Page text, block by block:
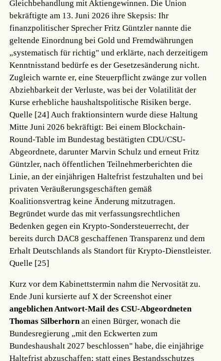
Gleichbehandlung mit Aktiengewinnen. Die Union
bekräftigte am 13. Juni 2026 ihre Skepsis: Ihr
finanzpolitischer Sprecher Fritz Güntzler nannte die
geltende Einordnung bei Gold und Fremdwährungen
„systematisch für richtig" und erklärte, nach derzeitigem
Kenntnisstand bedürfe es der Gesetzesänderung nicht.
Zugleich warnte er, eine Steuerpflicht zwänge zur vollen
Abziehbarkeit der Verluste, was bei der Volatilität der
Kurse erhebliche haushaltspolitische Risiken berge.
Quelle [24] Auch fraktionsintern wurde diese Haltung
Mitte Juni 2026 bekräftigt: Bei einem Blockchain-
Round-Table im Bundestag bestätigten CDU/CSU-
Abgeordnete, darunter Marvin Schulz und erneut Fritz
Güntzler, nach öffentlichen Teilnehmerberichten die
Linie, an der einjährigen Haltefrist festzuhalten und bei
privaten Veräußerungsgeschäften gemäß
Koalitionsvertrag keine Änderung mitzutragen.
Begründet wurde das mit verfassungsrechtlichen
Bedenken gegen ein Krypto-Sondersteuerrecht, der
bereits durch DAC8 geschaffenen Transparenz und dem
Erhalt Deutschlands als Standort für Krypto-Dienstleister.
Quelle [25]
Kurz vor dem Kabinettstermin nahm die Nervosität zu.
Ende Juni kursierte auf X der Screenshot einer
angeblichen Antwort-Mail des CSU-Abgeordneten
Thomas Silberhornan einen Bürger, wonach die
Bundesregierung „mit den Eckwerten zum
Bundeshaushalt 2027 beschlossen" habe, die einjährige
Haltefrist abzuschaffen; statt eines Bestandsschutzes